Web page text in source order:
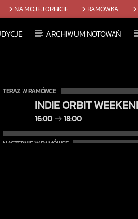
NA MOJEJ ORBICIE RAMÓWKA
ARCHIWUM NOTOWAŃ
TERAZ W RAMÓWCE
INDIE ORBIT
16:00 18:00
NASTĘPNIE W RAMÓWCE